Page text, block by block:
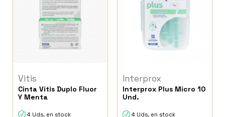
Vitis
Cinta Vitis Duplo Fluor
Y Menta
4 Uds. en stock
Interprox
Interprox Plus Micro 10
Und.
4 Uds. en stock